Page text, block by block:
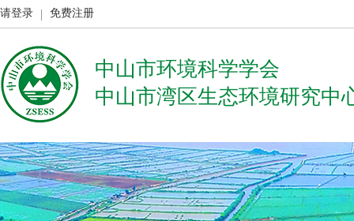
请登录 免费注册
中山市环境科学学会
中山市湾区生态环境研究中